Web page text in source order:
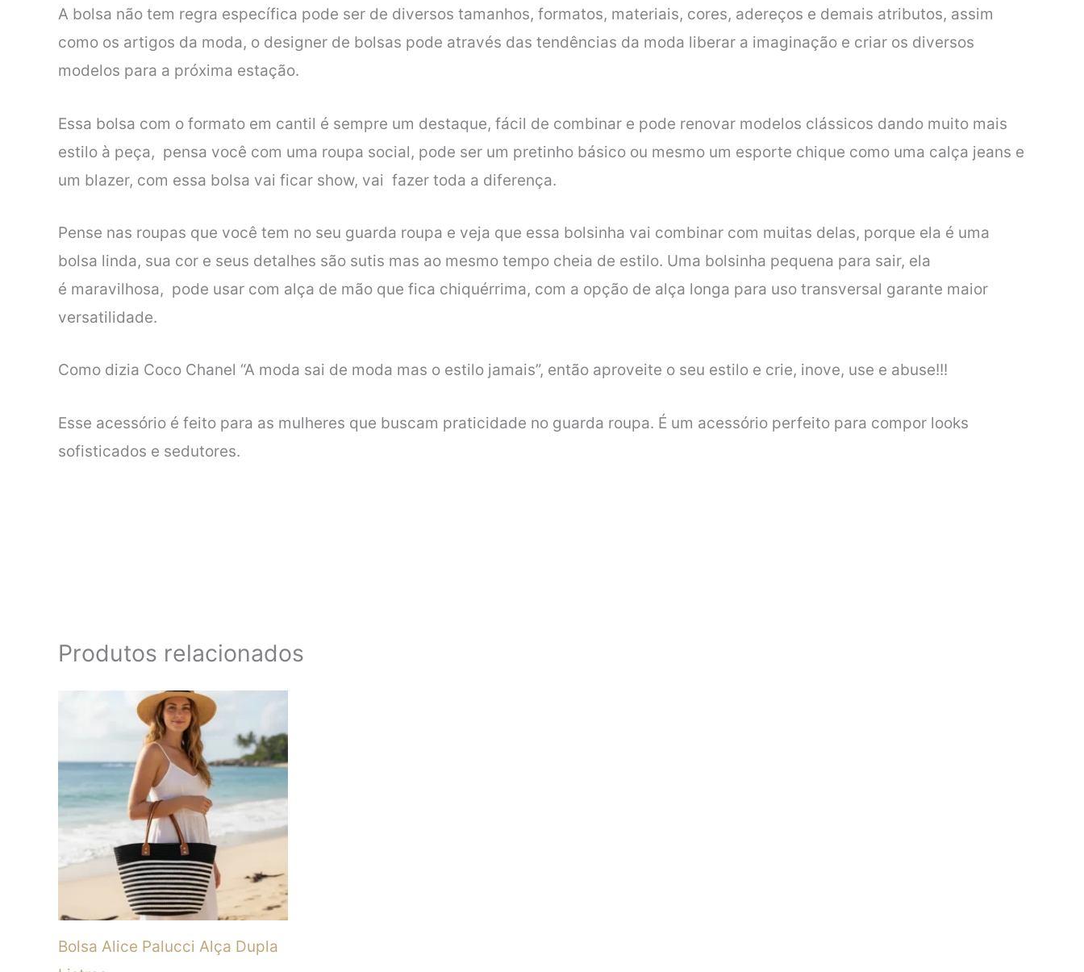
A bolsa não tem regra específica pode ser de diversos tamanhos, formatos, materiais, cores, adereços e demais atributos, assim
como os artigos da moda, o designer de bolsas pode através das tendências da moda liberar a imaginação e criar os diversos
modelos para a próxima estação.
Essa bolsa com o formato em cantil é sempre um destaque, fácil de combinar e pode renovar modelos clássicos dando muito mais
estilo à peça, pensa você com uma roupa social, pode ser um pretinho básico ou mesmo um esporte chique como uma calça jeans e
um blazer, com essa bolsa vai ficar show, vai fazer toda a diferença.
Pense nas roupas que você tem no seu guarda roupa e veja que essa bolsinha vai combinar com muitas delas, porque ela é uma
bolsa linda, sua cor e seus detalhes são sutis mas ao mesmo tempo cheia de estilo. Uma bolsinha pequena para sair, ela
é maravilhosa, pode usar com alça de mão que fica chiquérrima, com a opção de alça longa para uso transversal garante maior
versatilidade.
Como dizia Coco Chanel “A moda sai de moda mas o estilo jamais”, então aproveite o seu estilo e crie, inove, use e abuse!!!
Esse acessório é feito para as mulheres que buscam praticidade no guarda roupa. É um acessório perfeito para compor looks
sofisticados e sedutores.
Produtos relacionados
Bolsa Alice Palucci Alça Dupla
produto
tem
várias
As
opções
podem
escolhidas